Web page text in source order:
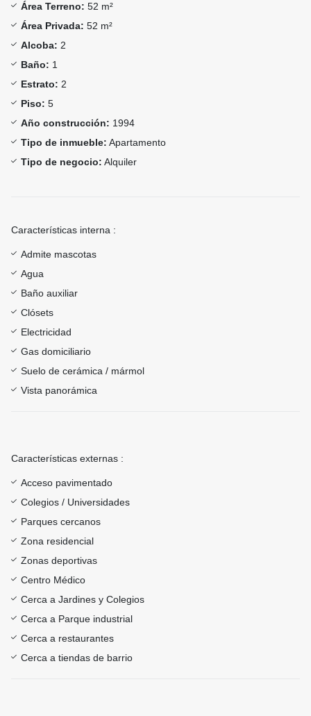
Área Terreno: 52 m²
Área Privada: 52 m²
Alcoba: 2
Baño: 1
Estrato: 2
Piso: 5
Año construcción: 1994
Tipo de inmueble: Apartamento
Tipo de negocio: Alquiler
Características interna :
Admite mascotas
Agua
Baño auxiliar
Clósets
Electricidad
Gas domiciliario
Suelo de cerámica / mármol
Vista panorámica
Características externas :
Acceso pavimentado
Colegios / Universidades
Parques cercanos
Zona residencial
Zonas deportivas
Centro Médico
Cerca a Jardines y Colegios
Cerca a Parque industrial
Cerca a restaurantes
Cerca a tiendas de barrio